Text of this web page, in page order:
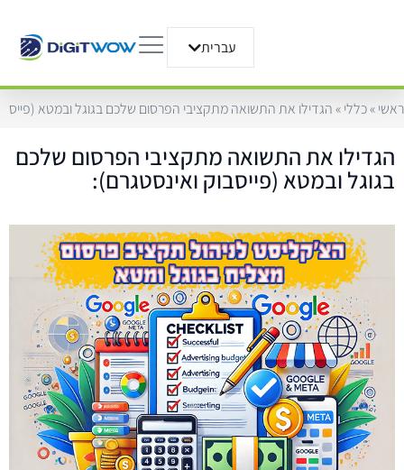
עבריתEnglish
ראשי»כללי»הגדילו את התשואה מתקציבי הפרסום שלכם בגוגל ובמטא
הגדילו את התשואה מתקציבי הפרסום שלכם
בגוגל ובמטא (פייסבוק ואינסטגרם):